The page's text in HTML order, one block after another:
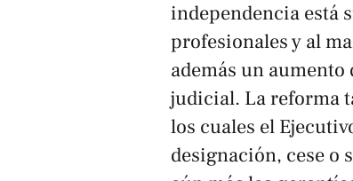
independencia está
profesionales y al
además un
judicial. La reforma
los cuales el
designación, cese o